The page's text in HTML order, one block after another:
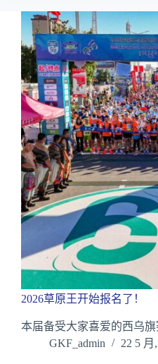
2026草原王开始报名了！
本届备受大家喜爱的西乌
GKF_admin
22 5 月